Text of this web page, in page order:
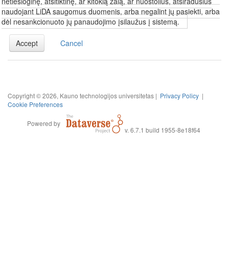
naudojant LiDA saugomus duomenis, arba negalint jų pasiekti, arba
dėl nesankcionuoto jų panaudojimo įsilaužus į sistemą.
Accept Cancel
Copyright © 2026, Kauno technologijos universitetas | Privacy Policy |
Cookie Preferences
Powered by
v. 6.7.1 build 1955-8e18f64